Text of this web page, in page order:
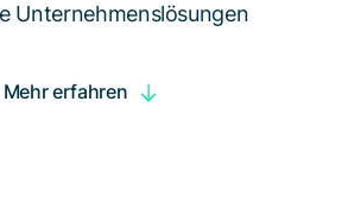
Unternehmenslösungen
Mehr erfahren